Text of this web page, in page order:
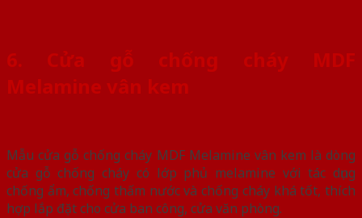
6. Cửa gỗ chống cháy MDF
Melamine vân kem
Mẫu cửa gỗ chống cháy MDF Melamine vân kem là dòng
cửa gỗ chống cháy có lớp phủ melamine với tác dụng
chống ẩm, chống thấm nước và chống cháy khá tốt, thích
hợp lắp đặt cho cửa ban công, cửa văn phòng.